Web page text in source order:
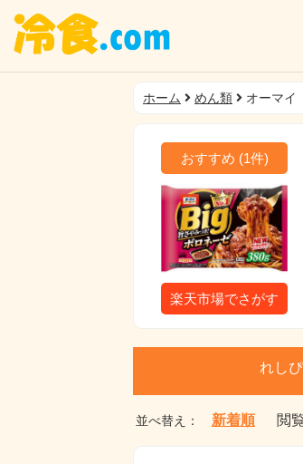
ホーム めん類 オーマ
おすすめ (1件)
楽天市場でさがす
れし
並べ替え： 新着順 閲